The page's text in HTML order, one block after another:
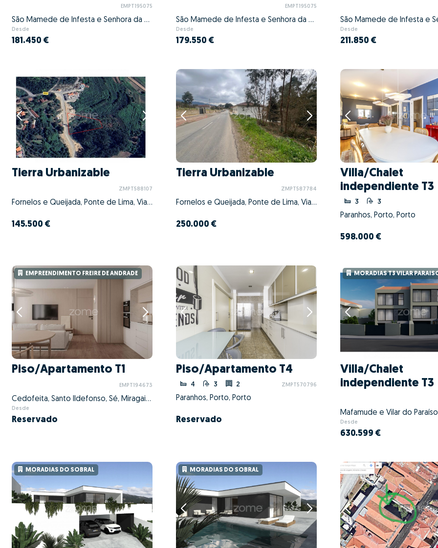
EMPT195075
São Mamede de Infesta e Senhora da Hora, Matosinhos, Porto
Desde
181.450 €
EMPT195075
São Mamede de Infesta e Senhora da Hora, Matosinhos, Porto
Desde
179.550 €
Desde
211.850 €
Tierra Urbanizable
ZMPT588107
Fornelos e Queijada, Ponte de Lima, Viana do Castelo
145.500 €
Tierra Urbanizable
ZMPT587784
Fornelos e Queijada, Ponte de Lima, Viana do Castelo
250.000 €
Villa/Chalet
independiente T3
3 3
Paranhos, Porto, Porto
598.000 €
EMPREENDIMENTO FREIRE DE ANDRADE
Piso/Apartamento T1
EMPT194673
Cedofeita, Santo Ildefonso, Sé, Miragaia, São Nicolau e Vitória, Porto, Porto
Desde
Reservado
Piso/Apartamento T4
4 3 2 ZMPT570796
Paranhos, Porto, Porto
Reservado
MORADIAS T3 VILAR
Villa/Chalet
independiente T3
Desde
630.599 €
MORADIAS DO SOBRAL MORADIAS DO SOBRAL